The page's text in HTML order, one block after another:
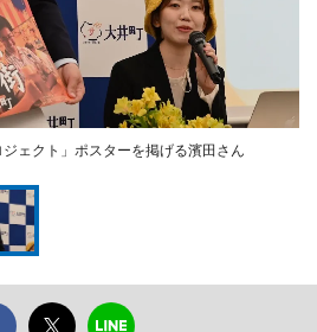
ジェクト」ポスターを掲げる濱田さん